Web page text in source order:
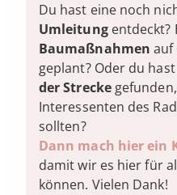
Du hast eine noch
Umleitungentdeckt?
Baumaßnahmen auf
geplant? Oder du
der Strecke
Interessenten des
sollten?
Dann mach hier ein
damit wir es hier für
können. Vielen Dank!